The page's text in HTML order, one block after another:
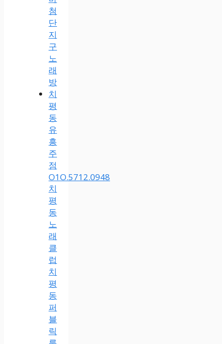
첨
단
지
구
노
래
방
치
평
동
유
흥
주
점
O1O.5712.0948
치
평
동
노
래
클
럽
치
평
동
퍼
블
릭